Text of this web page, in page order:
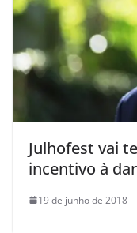
Julhofest vai
incentivo à
19 de junho de 2018